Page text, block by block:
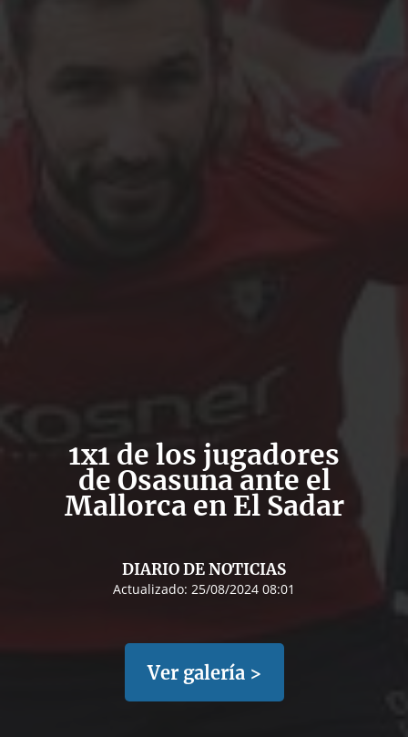
1x1 de los jugadores
de Osasuna ante el
Mallorca en El Sadar
DIARIO DE NOTICIAS
Actualizado: 25/08/2024 08:01
Ver galería >